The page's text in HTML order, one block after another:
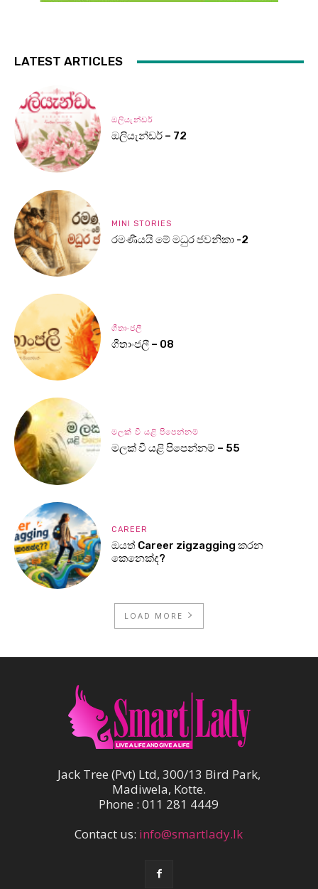
LATEST ARTICLES
ඔලියැන්ඩර්
ඔලියැන්ඩර් – 72
MINI STORIES
රමණීයයි මේ මධුර ජවනිකා -2
ගීතාංජලී
ගීතාංජලී – 08
මලක් වී යළි පිපෙන්නම්
මලක් වී යළි පිපෙන්නම් – 55
CAREER
ඔයත් Career zigzagging කරන
කෙනෙක්ද?
LOAD MORE
Jack Tree (Pvt) Ltd, 300/13 Bird Park,
Madiwela, Kotte.
Phone : 011 281 4449
Contact us: info@smartlady.lk